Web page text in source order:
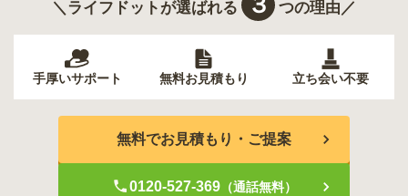
＼ライフドットが選ばれる つの理由／
手厚いサポート 無料お見積もり 立ち会い不要
無料でお見積もり・ご提案
0120-527-369（通話無料）